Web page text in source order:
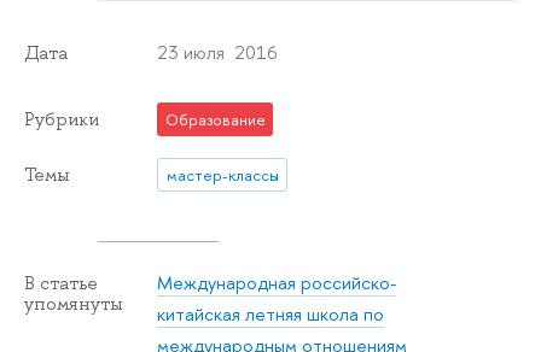
Дата 23 июля 2016
Рубрики Образование
Темы мастер-классы
В статье
упомянуты
Международная российско-
китайская летняя школа по
международным отношениям